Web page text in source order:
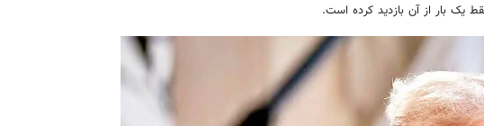
یک بار از آن بازدید کرده است.